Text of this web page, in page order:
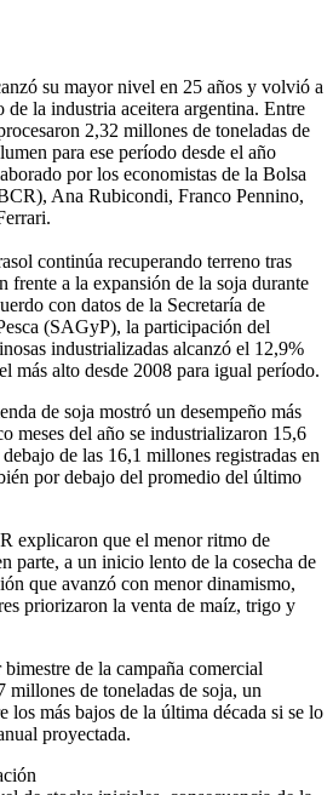
su mayor nivel en 25 años y volvió a
de la industria aceitera argentina. Entre
2,32 millones de toneladas de
para ese período desde el año
por los economistas de la Bolsa
Ana Rubicondi, Franco Pennino,
continúa recuperando terreno tras
frente a la expansión de la soja durante
con datos de la Secretaría de
(SAGyP), la participación del
industrializadas alcanzó el 12,9%
más alto desde 2008 para igual período.
de soja mostró un desempeño más
meses del año se industrializaron 15,6
de las 16,1 millones registradas en
por debajo del promedio del último
explicaron que el menor ritmo de
parte, a un inicio lento de la cosecha de
que avanzó con menor dinamismo,
priorizaron la venta de maíz, trigo y
de la campaña comercial
millones de toneladas de soja, un
los más bajos de la última década si se lo
proyectada.